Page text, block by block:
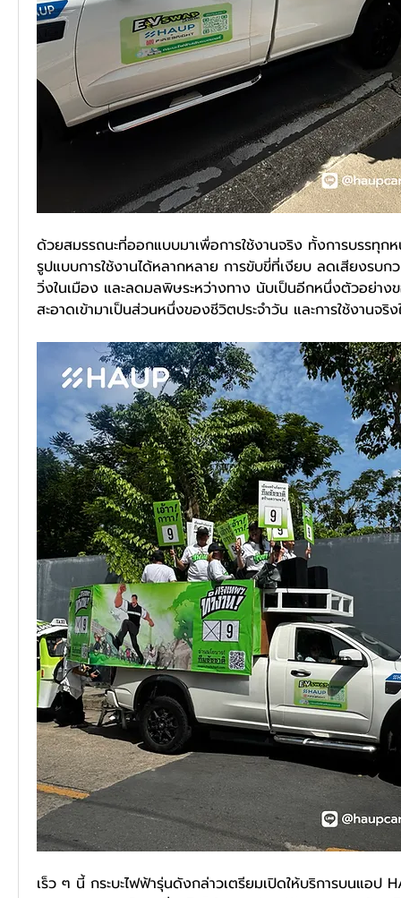
ด้วยสมรรถนะที่ออกแบบมาเพื่อการใช้งานจริง ทั้งการบรรทุก
รูปแบบการใช้งานได้หลากหลาย การขับขี่ที่เงียบ ลดเสียงรบก
วิ่งในเมือง และลดมลพิษระหว่างทาง นับเป็นอีกหนึ่งตัวอย่าง
สะอาดเข้ามาเป็นส่วนหนึ่งของชีวิตประจำวัน และการใช้งานจริ
เร็ว ๆ นี้ กระบะไฟฟ้ารุ่นดังกล่าวเตรียมเปิดให้บริการบนแอป